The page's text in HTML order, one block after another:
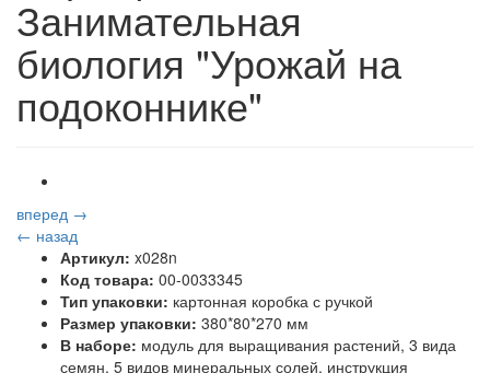
Занимательная
биология "Урожай на
подоконнике"
вперед →
← назад
Артикул: x028n
Код товара: 00-0033345
Тип упаковки: картонная коробка с ручкой
Размер упаковки: 380*80*270 мм
В наборе: модуль для выращивания растений, 3 вида
семян, 5 видов минеральных солей, инструкция